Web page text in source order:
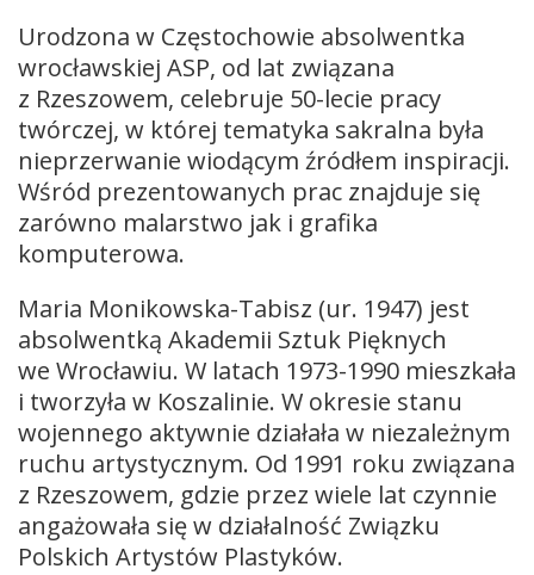
Urodzona w Częstochowie absolwentka
wrocławskiej ASP, od lat związana
z Rzeszowem, celebruje 50-lecie pracy
twórczej, w której tematyka sakralna była
nieprzerwanie wiodącym źródłem inspiracji.
Wśród prezentowanych prac znajduje się
zarówno malarstwo jak i grafika
komputerowa.
Maria Monikowska-Tabisz (ur. 1947) jest
absolwentką Akademii Sztuk Pięknych
we Wrocławiu. W latach 1973-1990 mieszkała
i tworzyła w Koszalinie. W okresie stanu
wojennego aktywnie działała w niezależnym
ruchu artystycznym. Od 1991 roku związana
z Rzeszowem, gdzie przez wiele lat czynnie
angażowała się w działalność Związku
Polskich Artystów Plastyków.